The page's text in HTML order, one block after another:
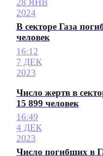
28 ЯНВ
2024
В секторе Газа
человек
16:12
7 ДЕК
2023
Число жертв в
15 899 человек
16:49
4 ДЕК
2023
Число погибших в